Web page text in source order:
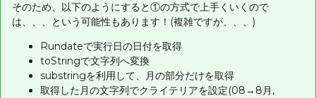
そのため、以下のようにすると①の方式で上手くいくので
は、、、という可能性もあります！(複雑ですが、、、)
Rundateで実行日の日付を取得
toStringで文字列へ変換
substringを利用して、月の部分だけを取得
取得した月の文字列でクライテリアを設定(08→8月,